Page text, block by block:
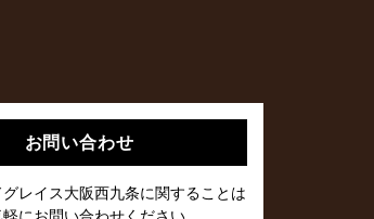
お問い合わせ
レイス大阪西九条に関することは